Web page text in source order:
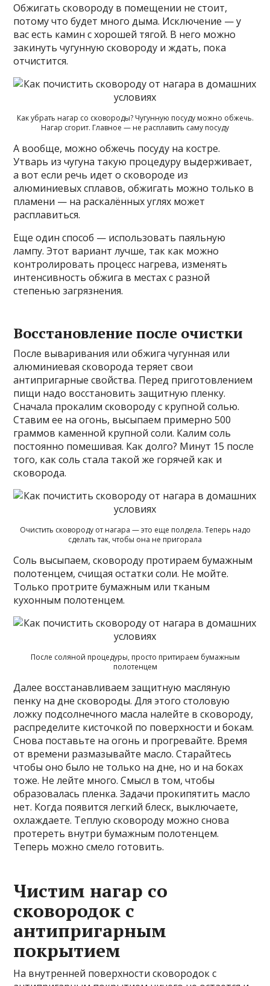
Обжигать сковороду в помещении не стоит,
потому что будет много дыма. Исключение — у
вас есть камин с хорошей тягой. В него можно
закинуть чугунную сковороду и ждать, пока
отчистится.
Как убрать нагар со сковороды? Чугунную посуду можно обжечь.
Нагар сгорит. Главное — не расплавить саму посуду
А вообще, можно обжечь посуду на костре.
Утварь из чугуна такую процедуру выдерживает,
а вот если речь идет о сковороде из
алюминиевых сплавов, обжигать можно только в
пламени — на раскалённых углях может
расплавиться.
Еще один способ — использовать паяльную
лампу. Этот вариант лучше, так как можно
контролировать процесс нагрева, изменять
интенсивность обжига в местах с разной
степенью загрязнения.
Восстановление после очистки
После вываривания или обжига чугунная или
алюминиевая сковорода теряет свои
антипригарные свойства. Перед приготовлением
пищи надо восстановить защитную пленку.
Сначала прокалим сковороду с крупной солью.
Ставим ее на огонь, высыпаем примерно 500
граммов каменной крупной соли. Калим соль
постоянно помешивая. Как долго? Минут 15 после
того, как соль стала такой же горячей как и
сковорода.
Очистить сковороду от нагара — это еще полдела. Теперь надо
сделать так, чтобы она не пригорала
Соль высыпаем, сковороду протираем бумажным
полотенцем, счищая остатки соли. Не мойте.
Только протрите бумажным или тканым
кухонным полотенцем.
После соляной процедуры, просто притираем бумажным
полотенцем
Далее восстанавливаем защитную масляную
пенку на дне сковороды. Для этого столовую
ложку подсолнечного масла налейте в сковороду,
распределите кисточкой по поверхности и бокам.
Снова поставьте на огонь и прогревайте. Время
от времени размазывайте масло. Старайтесь
чтобы оно было не только на дне, но и на боках
тоже. Не лейте много. Смысл в том, чтобы
образовалась пленка. Задачи прокипятить масло
нет. Когда появится легкий блеск, выключаете,
охлаждаете. Теплую сковороду можно снова
протереть внутри бумажным полотенцем.
Теперь можно смело готовить.
Чистим нагар со
сковородок с
антипригарным
покрытием
На внутренней поверхности сковородок с